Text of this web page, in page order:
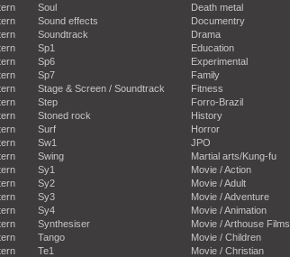
Soul
Sound effects
Soundtrack
Sp1
Sp6
Sp7
Stage & Screen / Soundtrack
Step
Stoned rock
Surf
Sw1
Swing
Sy1
Sy2
Sy3
Sy4
Synthesiser
Tango
Te1
Death metal
Documentry
Drama
Education
Experimental
Family
Fitness
Forro-Brazil
History
Horror
JPO
Martial arts/Kung-fu
Movie / Action
Movie / Adult
Movie / Adventure
Movie / Animation
Movie / Arthouse Films
Movie / Children
Movie / Christian